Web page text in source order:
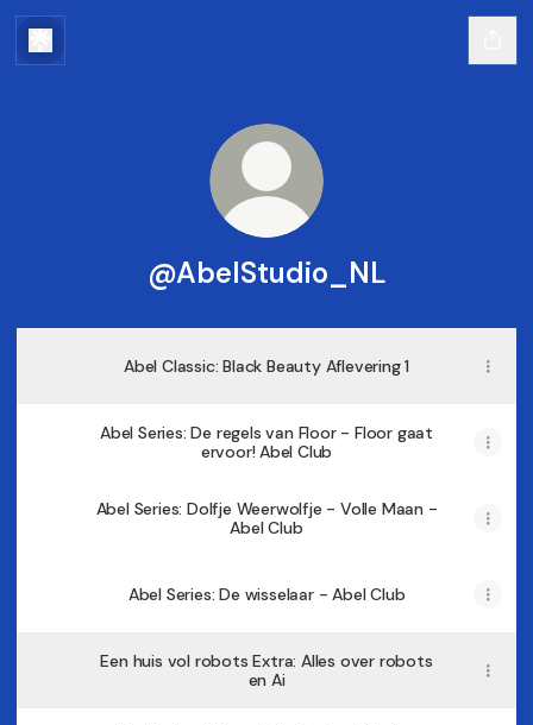
@AbelStudio_NL
Abel Classic: Black Beauty Aflevering 1
Abel Series: De regels van Floor - Floor gaat
ervoor! Abel Club
Abel Series: Dolfje Weerwolfje - Volle Maan -
Abel Club
Abel Series: De wisselaar - Abel Club
Een huis vol robots Extra: Alles over robots
en Ai